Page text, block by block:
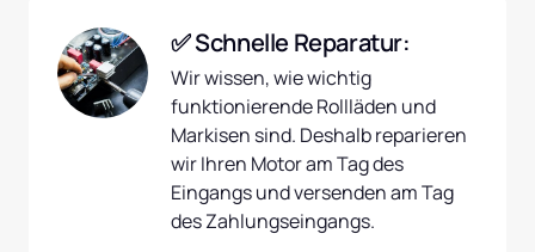
✅ Schnelle Reparatur:
Wir wissen, wie wichtig
funktionierende Rollläden und
Markisen sind. Deshalb reparieren
wir Ihren Motor am Tag des
Eingangs und versenden am Tag
des Zahlungseingangs.